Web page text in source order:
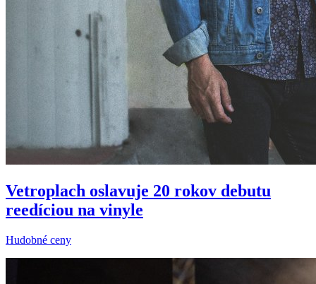
Vetroplach oslavuje 20 rokov debutu
reedíciou na vinyle
Hudobné ceny